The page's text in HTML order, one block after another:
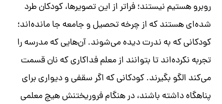
روبرو هستیم نیستند؛ فراتر از این تصویرها، کودکان طرد
شده‌ای هستند که از چرخه تحصیل و جامعه جا مانده‌اند؛
کودکانی که به ندرت دیده می‌شوند. آن‌هایی کهمدرسه را
تجربه نکرده‌اند تا بتوانند از معلم فداکاری که نان قسمت
می‌کند الگو بگیرند.کودکانی که اگر سقفی و دیواری برای
پناهگاه داشته باشند، در هنگام فروریختنش هیچ معلمی